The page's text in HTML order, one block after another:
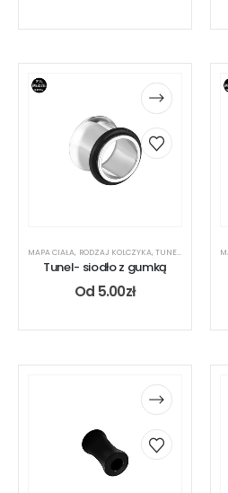
MAPA CIAŁA, RODZAJ KOLCZYKA,TUNEL ,
Tunel- siodło z gumką
Od 5.00zł